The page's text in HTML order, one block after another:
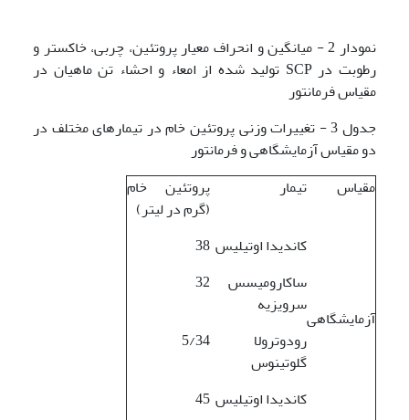
نمودار 2 - میانگین و انحراف معیار پروتئین، چربی، خاکستر و
رطوبت در SCP تولید شده از امعاء و احشاء تن ماهیان در
مقیاس فرمانتور
جدول 3 - تغییرات وزنی پروتئین خام در تیمارهای مختلف در
دو مقیاس آزمایشگاهی و فرمانتور
مقیاس
تیمار
پروتئین خام
(گرم در لیتر)
آزمایشگاهی
کاندیدا اوتیلیس 38
ساکارومیسس
سرویزیه
32
رودوترولا
گلوتینوس
5/34
کاندیدا اوتیلیس 45